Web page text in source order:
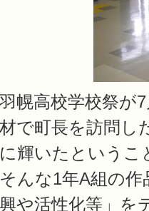
羽幌高校学校祭が
材で町長を訪問し
に輝いたというこ
そんな1年A組の
興や活性化等」を